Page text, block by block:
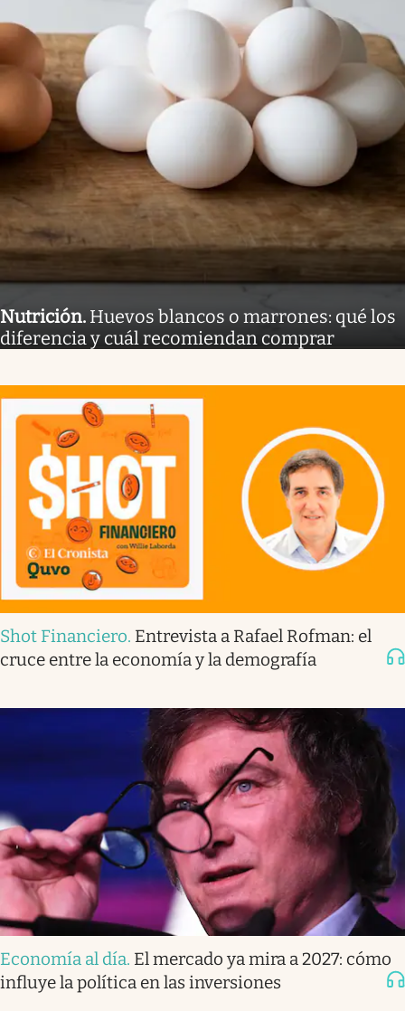
Nutrición. Huevos blancos o marrones: qué los
diferencia y cuál recomiendan comprar
Shot Financiero. Entrevista a Rafael Rofman: el
cruce entre la economía y la demografía
Economía al día. El mercado ya mira a 2027: cómo
influye la política en las inversiones